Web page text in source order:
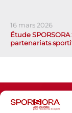
16 mars 2026
Étude
partenariats